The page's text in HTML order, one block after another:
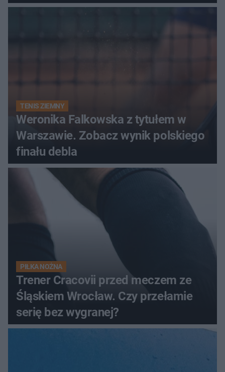
historii
TENIS ZIEMNY
Weronika Falkowska z tytułem w
Warszawie. Zobacz wynik polskiego
finału debla
PIŁKA NOŻNA
Trener Cracovii przed meczem ze
Śląskiem Wrocław. Czy przełamie
serię bez wygranej?